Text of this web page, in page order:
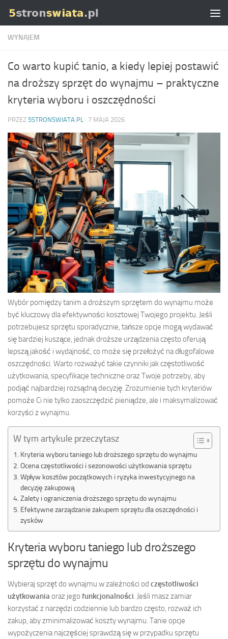
Skip to content
WYNAJEM
Co warto kupić tanio, a kiedy lepiej postawić
na droższy sprzęt do wynajmu – praktyczne
kryteria wyboru i oszczędności
PRZEZ 5STRONSWIATA.PL · 7 MAJA 2026
Wybór pomiędzy tanim a droższym sprzętem do wynajmu może
być kluczowy dla efektywności kosztowej Twojego projektu. Jeśli
potrzebujesz sprzętu sporadycznie, tańsze opcje mogą wydawać
się bardziej kuszące, jednak droższe urządzenia często oferują
lepszą jakość i wydajność, co może się przełożyć na długofalowe
oszczędności. Warto rozważyć takie czynniki jak częstotliwość
użytkowania, specyfikacje techniczne oraz Twoje potrzeby, aby
podjąć najbardziej rozsądną decyzję. Zrozumienie tych kryteriów
pomoże Ci nie tylko zaoszczędzić pieniądze, ale i maksymalizować
korzyści z wynajmu.
W tym artykule przeczytasz
Kryteria wyboru taniego lub droższego sprzętu do wynajmu
Ocena częstotliwości i sezonowości użytkowania sprzętu
Wpływ kosztów początkowych i ryzyka inwestycyjnego na
decyzję zakupową
Zalety i ograniczenia droższego sprzętu do wynajmu
Efektywne zarządzanie zakupem sprzętu dla oszczędności i
zysków
Kryteria wyboru taniego lub droższego
sprzętu do wynajmu
Wybieraj sprzęt do wynajmu w zależności od częstotliwości
użytkowania oraz jego funkcjonalności . Jeśli masz zamiar
korzystać z narzędzi codziennie lub bardzo często, rozważ ich
zakup, aby zminimalizować koszty wynajmu. Tanie opcje
wypożyczenia najczęściej sprawdzą się w przypadku sprzętu